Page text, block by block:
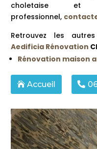
choletaise
professionnel,
Retrouvez les
Aedificia Rénovation
Rénovation maison
Accueil